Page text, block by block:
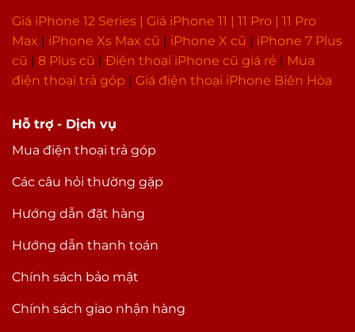
Hỗ trợ - Dịch vụ
Mua điện thoại trả góp
Các câu hỏi thường gặp
Hướng dẫn đặt hàng
Hướng dẫn thanh toán
Chính sách bảo mật
Chính sách giao nhận hàng
Giá iPhone 12 Series | Giá iPhone 11 11 Pro
11 Pro
Max
iPhone Xs Max cũ iPhone X cũ
iPhone 7 Plus
cũ
8 Plus cũ Điện thoại iPhone cũ giá rẻ
Mua
điện thoại trả góp
Giá điện thoại iPhone Biên Hòa